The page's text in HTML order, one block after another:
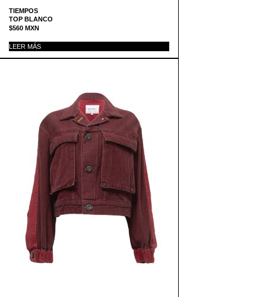
TIEMPOS
TOP BLANCO
$560 MXN
LEER MÁS